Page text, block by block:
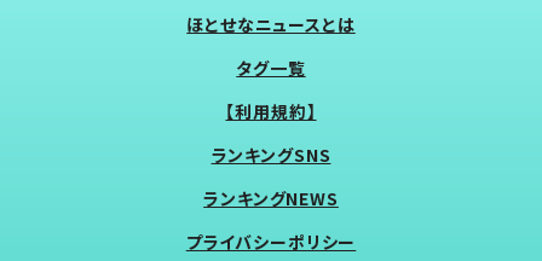
ほとせなニュースとは
タグ一覧
【利用規約】
ランキングSNS
ランキングNEWS
プライバシーポリシー